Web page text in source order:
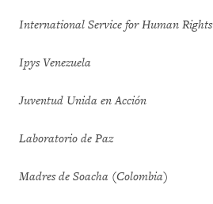
International Service for Human Rights
Ipys Venezuela
Juventud Unida en Acción
Laboratorio de Paz
Madres de Soacha (Colombia)